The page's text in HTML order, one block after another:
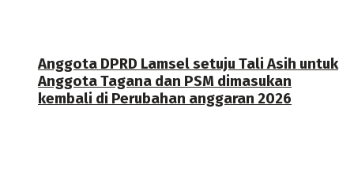
Anggota DPRD Lamsel setuju Tali Asih untuk
Anggota Tagana dan PSM dimasukan
kembali di Perubahan anggaran 2026